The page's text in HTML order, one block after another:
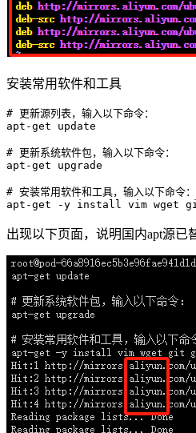
安装常用软件和工具
# 更新源列表，输入以下命令：
apt-get update
# 更新系统软件包，输入以下命令：
apt-get upgrade
# 安装常用软件和工具，输入以下命令：
apt-get
出现以下页面，说明国内apt源已